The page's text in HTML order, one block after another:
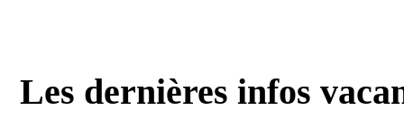
Les dernières infos